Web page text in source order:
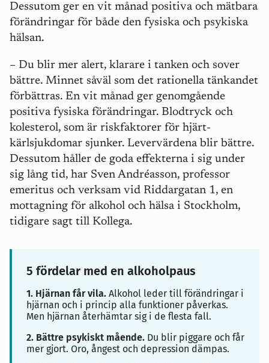
Dessutom ger en vit månad positiva och mätbara
förändringar för både den fysiska och psykiska
hälsan.
– Du blir mer alert, klarare i tanken och sover
bättre. Minnet såväl som det rationella tänkandet
förbättras. En vit månad ger genomgående
positiva fysiska förändringar. Blodtryck och
kolesterol, som är riskfaktorer för hjärt-
kärlsjukdomar sjunker. Levervärdena blir bättre.
Dessutom håller de goda effekterna i sig under
sig lång tid, har Sven Andréasson, professor
emeritus och verksam vid Riddargatan 1, en
mottagning för alkohol och hälsa i Stockholm,
tidigare sagt till Kollega.
5 fördelar med en alkoholpaus
1. Hjärnan får vila. Alkohol leder till förändringar i
hjärnan och i princip alla funktioner påverkas.
Men hjärnan återhämtar sig i de flesta fall.
2. Bättre psykiskt mående. Du blir piggare och får
mer gjort. Oro, ångest och depression dämpas.